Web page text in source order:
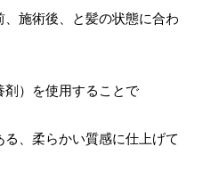
施術後、と髪の状態に合わ
）を使用することで
、柔らかい質感に仕上げて